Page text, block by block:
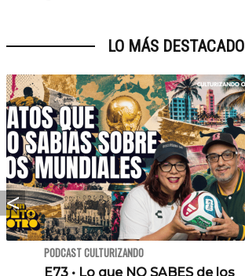
LO MÁS DESTACADO
PODCAST CULTURIZANDO
E73 • Lo que NO SABES de los